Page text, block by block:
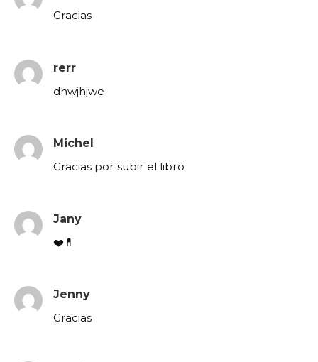
Gracias
rerr
dhwjhjwe
Michel
Gracias por subir el libro
Jany
❤️💊
Jenny
Gracias